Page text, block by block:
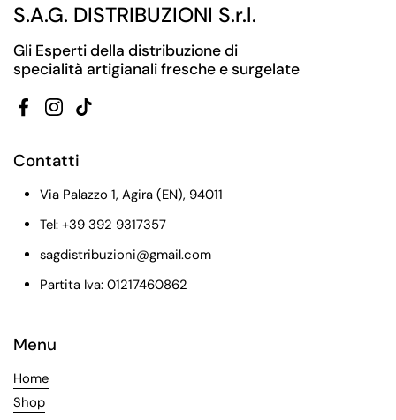
S.A.G. DISTRIBUZIONI S.r.l.
Gli Esperti della distribuzione di
specialità artigianali fresche e surgelate
Facebook
Instagram
TikTok
Contatti
Via Palazzo 1, Agira (EN), 94011
Tel: +39 392 9317357
sagdistribuzioni@gmail.com
Partita Iva: 01217460862
Menu
Home
Shop